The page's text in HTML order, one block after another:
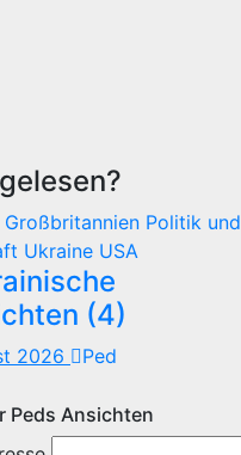
Großbritannien Politik und
Ukraine USA
(4)
2026 Ped
Peds Ansichten